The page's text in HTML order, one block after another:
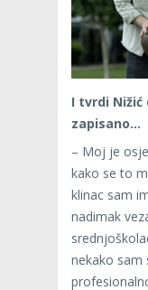
I tvrdi Nižić
zapisano…
– Moj je
kako se to
klinac sam
nadimak
nekako sam